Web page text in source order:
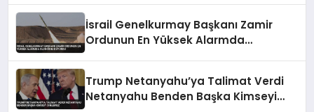
İsrail Genelkurmay Başkanı Zamir
Ordunun En Yüksek Alarmda
Trump Netanyahu’ya Talimat Verdi
Netanyahu Benden Başka Kimseyi